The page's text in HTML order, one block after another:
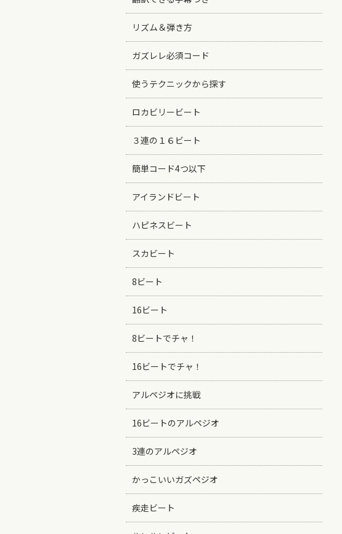
リズム＆弾き方
ガズレレ必須コード
使うテクニックから探す
ロカビリービート
３連の１６ビート
簡単コード4つ以下
アイランドビート
ハピネスビート
スカビート
8ビート
16ビート
8ビートでチャ！
16ビートでチャ！
アルペジオに挑戦
16ビートのアルペジオ
3連のアルペジオ
かっこいいガズペジオ
疾走ビート